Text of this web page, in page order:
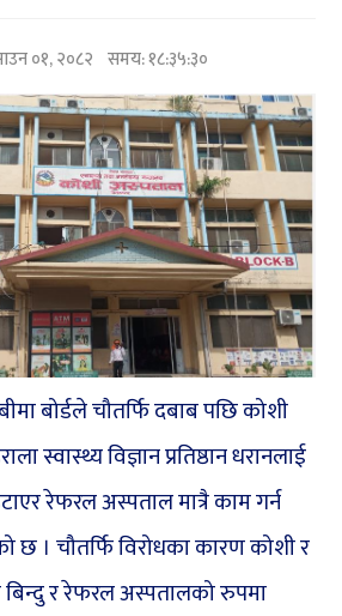
०१, २०८२ समय: १८:३५:३०
बोर्डले चौतर्फि दबाब पछि कोशी
स्वास्थ्य विज्ञान प्रतिष्ठान धरानलाई
रेफरल अस्पताल मात्रै काम गर्न
छ । चौतर्फि विरोधका कारण कोशी र
बिन्दु र रेफरल अस्पतालको रुपमा